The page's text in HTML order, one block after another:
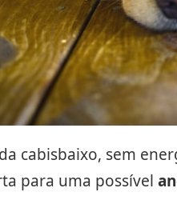
cabisbaixo, sem
para uma possível